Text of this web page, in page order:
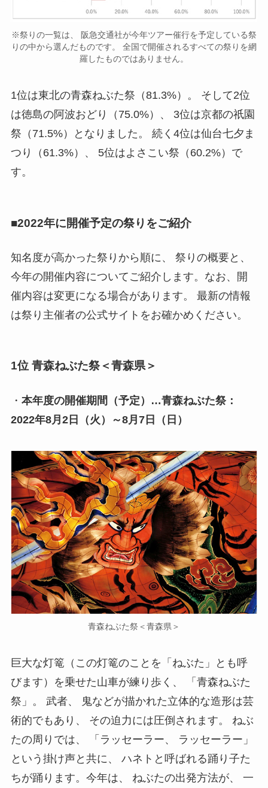
※祭りの一覧は、 阪急交通社が今年ツアー催行を予定している祭
りの中から選んだものです。 全国で開催されるすべての祭りを網
羅したものではありません。
1位は東北の青森ねぶた祭（81.3%）。 そして2位
は徳島の阿波おどり（75.0%）、 3位は京都の祇園
祭（71.5%）となりました。 続く4位は仙台七夕ま
つり（61.3%）、 5位はよさこい祭（60.2%）で
す。
■2022年に開催予定の祭りをご紹介
知名度が高かった祭りから順に、 祭りの概要と、
今年の開催内容についてご紹介します。なお、開
催内容は変更になる場合があります。 最新の情報
は祭り主催者の公式サイトをお確かめください。
1位 青森ねぶた祭＜青森県＞
・ 本年度の開催期間（予定）…青森ねぶた祭：
2022年8月2日（火）～8月7日（日）
青森ねぶた祭＜青森県＞
巨大な灯篭（この灯篭のことを「ねぶた」とも呼
びます）を乗せた山車が練り歩く、 「青森ねぶた
祭」。 武者、 鬼などが描かれた立体的な造形は芸
術的でもあり、 その迫力には圧倒されます。 ねぶ
たの周りでは、 「ラッセーラー、 ラッセーラー」
という掛け声と共に、 ハネトと呼ばれる踊り子た
ちが踊ります。今年は、 ねぶたの出発方法が、 一